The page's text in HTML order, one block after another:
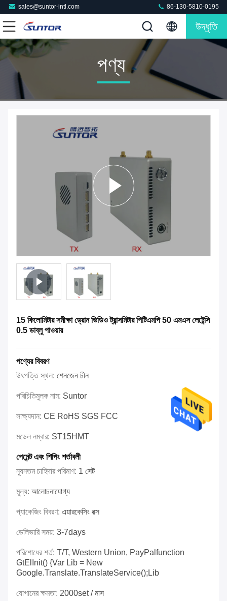
sales@suntor-intl.com 86-130-5810-0195
উদ্ধৃতি
পণ্য
15 কিলোমিটার সমীক্ষা ড্রোন ভিডিও ট্রান্সমিটার পিটিএমপি 50 এমএস লেটেন্সি
0.5 ডাব্লু পাওয়ার
পণ্যের বিবরণ
উৎপত্তি স্থল: শেনজেন চীন
পরিচিতিমুলক নাম: Suntor
সাক্ষ্যদান: CE RoHS SGS FCC
মডেল নম্বার: ST15HMT
পেমেন্ট এবং শিপিং শর্তাবলী
ন্যূনতম চাহিদার পরিমাণ: 1 সেট
মূল্য: আলোচনাযোগ্য
প্যাকেজিং বিবরণ: এয়ারকেসিং বক্স
ডেলিভারি সময়: 3-7days
পরিশোধের শর্ত: T/T, Western Union, PayPalfunction
GtElInit() {var Lib = New
Google.translate.TranslateService();lib
যোগানের ক্ষমতা: 2000set / মাস